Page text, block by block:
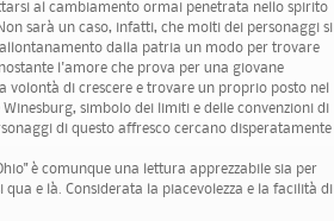
al cambiamento ormai penetrata nello spirito
sarà un caso, infatti, che molti dei personaggi si
dalla patria un modo per trovare
l'amore che prova per una giovane
volontà di crescere e trovare un proprio posto nel
simbolo dei limiti e delle convenzioni di
di questo affresco cercano disperatamente
è comunque una lettura apprezzabile sia per
e là. Considerata la piacevolezza e la facilità di